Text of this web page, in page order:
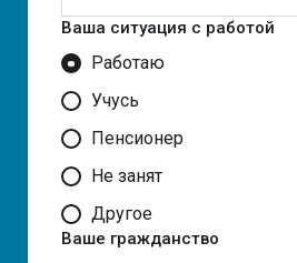
Ваша ситуация с работой
Работаю
Учусь
Пенсионер
Не занят
Другое
Ваше гражданство